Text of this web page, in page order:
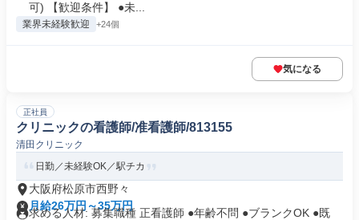
可) 【歓迎条件】 ●未...
業界未経験歓迎 +24個
気になる
正社員
クリニックの看護師/准看護師/813155
清田クリニック
日勤／未経験OK／駅チカ
大阪府松原市西野々
月給26万円～35万円
求める人材: 募集職種 正看護師 ●年齢不問 ●ブランクOK ●既